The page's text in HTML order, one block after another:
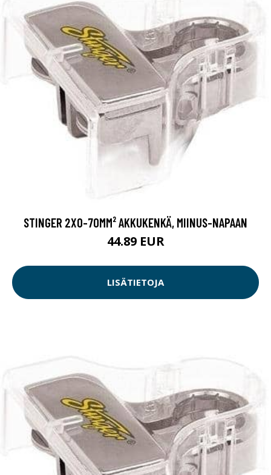
STINGER 2X0-70MM² AKKUKENKÄ, MIINUS-NAPAAN
44.89 EUR
LISÄTIETOJA